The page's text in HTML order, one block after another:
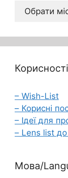
Архів
Корисності
– Wish-List
– Корисні
– Ідеї для
– Lens list
Мова/